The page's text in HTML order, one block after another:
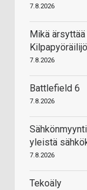
7.8.2026
Mikä
7.8.2026
Battlefield 6
7.8.2026
yleistä
7.8.2026
Tekoäly